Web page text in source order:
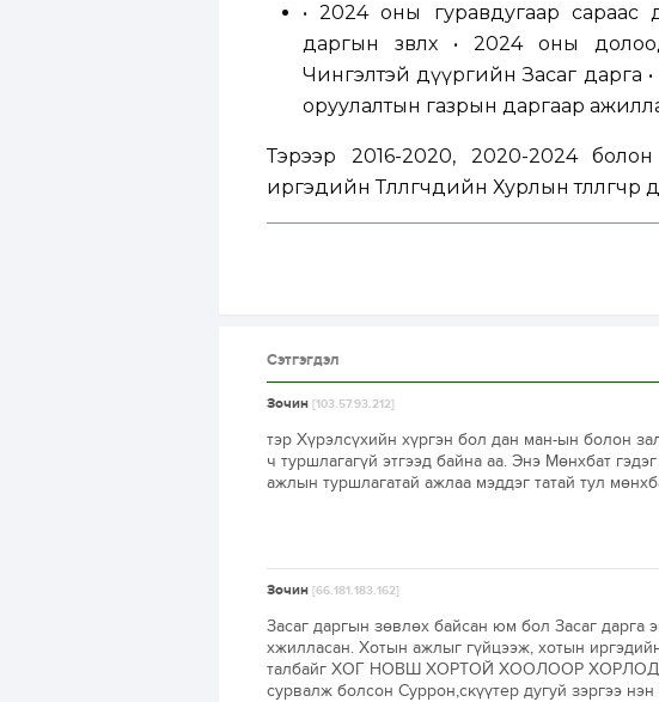
• 2024 оны гуравдугаар сараас
даргын зөвлөх • 2024 оны
Чингэлтэй дүүргийн Засаг дарга •
оруулалтын газрын даргаар
Тэрээр 2016-2020, 2020-2024
иргэдийн Төлөөлөгчдийн Хурлын
Сэтгэгдэл
Зочин [103.57.93.212]
тэр Хүрэлсүхийн хүргэн бол дан ман-ын болон
ч туршлагагүй этгээд байна аа. Энэ Мөнхбат
ажлын туршлагатай ажлаа мэддэг татай тул
Зочин [66.181.183.162]
Засаг даргын зөвлөх байсан юм бол Засаг дарга
хжилласан. Хотын ажлыг гүйцээж, хотын
талбайг ХОГ НОВШ ХОРТОЙ ХООЛООР ХОРЛОДОГ
сурвалж болсон Суррон,скүүтeр дугуй зэргээ нэн